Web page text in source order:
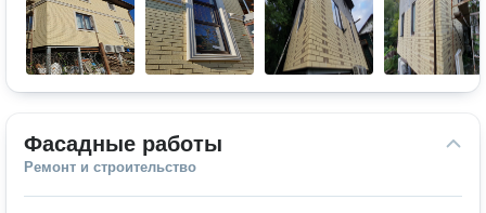
Фасадные работы
Ремонт и строительство